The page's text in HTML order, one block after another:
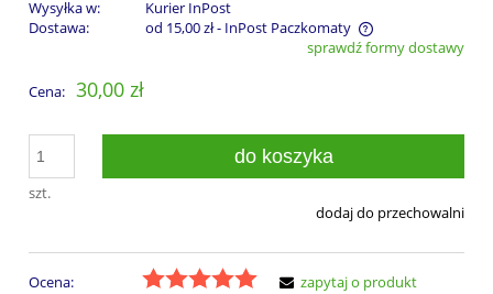
Wysyłka w:
Kurier InPost
Dostawa:
od 15,00 zł- InPost Paczkomaty
Cena nie zawiera ewentualnych kosztów płatnościsprawdź formy dostawy
Cena: 30,00 zł
szt.
do koszyka
dodaj do przechowalni
Ocena:
zapytaj o produkt